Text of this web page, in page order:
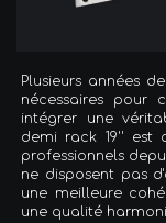
Plusieurs années
nécessaires pour
intégrer une
demi rack 19'' est
professionnels
ne disposent pas
une meilleure
une qualité